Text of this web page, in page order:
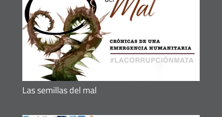
Las semillas del mal